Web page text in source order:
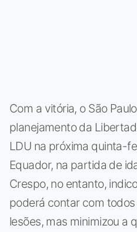
Com a vitória, o São
planejamento da
LDU na próxima quinta-
Equador, na partida de
Crespo, no entanto,
poderá contar com
lesões, mas minimizou a